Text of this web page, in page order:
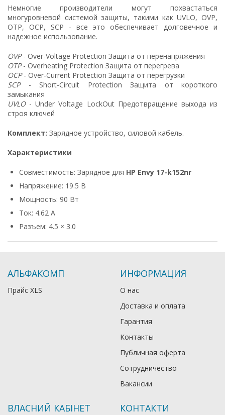
Немногие производители могут похвастаться
многуровневой системой защиты, такими как UVLO, OVP,
OTP, OCP, SCP - все это обеспечивает долговечное и
надежное использование.
OVP- Over-Voltage Protection Защита от перенапряжения
OTP- Overheating Protection Защита от перегрева
OCP- Over-Current Protection Защита от перегрузки
SCP- Short-Circuit Protection Защита от короткого
замыкания
UVLO- Under Voltage LockOut Предотвращение выхода из
строя ключей
Комплект: Зарядное устройство, силовой кабель.
Характеристики
Совместимость: Зарядное для HP Envy 17-k152nr
Напряжение: 19.5 В
Мощность: 90 Вт
Ток: 4.62 А
Разъем: 4.5 × 3.0
АЛЬФАКОМП
Прайс XLS
ИНФОРМАЦИЯ
О нас
Доставка и оплата
Гарантия
Контакты
Публичная оферта
Сотрудничество
Вакансии
ВЛАСНИЙ КАБІНЕТ КОНТАКТИ